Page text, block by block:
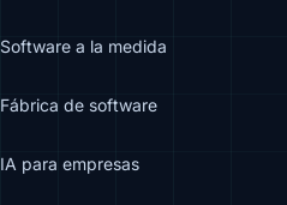
Software a la medida
Fábrica de software
IA para empresas